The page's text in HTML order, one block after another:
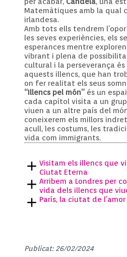
Matemàtiques amb la qual
irlandesa.
Amb tots ells tendrem
les seves experiències, els
esperances mentre
vibrant i plena de
cultural i la perseverança
aquests illencs, que han
on fer realitat els seus
“Illencs pel món” és un
cada capítol visita a un
viuen a un altre país del
coneixerem els millors
acull, les costums, les
vida com immigrants.
Visitam els illencs que
Ciutat Eterna
Arribem a Londres per
vida dels illencs que
París, la ciutat de l’amor
Publicat: 26/02/2024